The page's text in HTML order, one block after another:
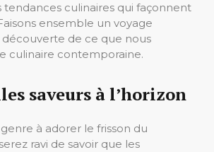
tendances culinaires qui façonnent
ensemble un voyage
découverte de ce que nous
culinaire contemporaine.
saveurs à l’horizon
à adorer le frisson du
ravi de savoir que les